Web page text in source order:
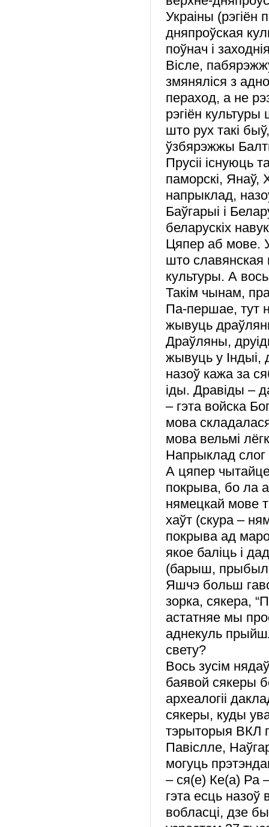
Украіны
дняпроўская
поўнач і
Вісле,
змяняліся з
пераход, а не
рэгіён культуры
што рух такі
ўзбярэжжы
Прусіі існуюць
паморскі, Янаў,
напрыклад,
Баўгарыі і
беларускіх
Цяпер аб мове.
што славянская
культуры. А
Такім чынам,
Па-першае, тут
жывуць
Драўляны,
жывуць у Індыі,
назоў кажа за
іды. Дравіды –
– гэта войска
мова
мова вельмі
Напрыклад слог
А цяпер
покрыва, бола
нямецкай мове
хаўт (скура –
покрыва ад
якое баліць і
(барыш,
Яшчэ больш
зорка, сякера,
астатняе мы
аднекуль
свету?
Вось зусім
баявой сякеры
археалогіі
сякеры, куды
тэрыторыя ВКЛ
Павіслле,
могуць
– ся(е) Ке(а) Ра
гэта есць
вобласці, дзе